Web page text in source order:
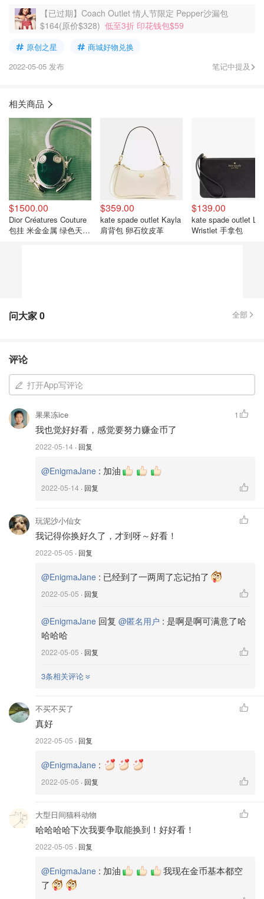
【已过期】Coach Outlet 情人节限定 Pepper沙漏包
$164(原价$328) 低至3折 印花钱包$59
原创之星
商城好物兑换
2022-05-05 发布
笔记中提及
相关商品
$1500.00
Dior Créatures Couture
包挂 米金金属 绿色天鹅
$359.00
kate spade outlet Kayla
肩背包 卵石纹皮革
$139.00
kate spade outlet
Wristlet 手拿包
问大家0 全部
评论
打开App写评论
果果冻ice
我也觉好好看，感觉要努力赚金币了
2022-05-14 · 回复
1
@EnigmaJane : 加油
2022-05-14 · 回复
玩泥沙小仙女
我记得你换好久了，才到呀～好看！
2022-05-05 · 回复
@EnigmaJane : 已经到了一两周了忘记拍了
2022-05-05 · 回复
@EnigmaJane 回复 @匿名用户 : 是啊是啊可满意了哈
哈哈哈
2022-05-05 · 回复
3条相关评论
不买不买了
真好
2022-05-05 · 回复
@EnigmaJane :
2022-05-05 · 回复
大型日间猫科动物
哈哈哈哈下次我要争取能换到！好好看！
2022-05-05 · 回复
@EnigmaJane : 加油
我现在金币基本都空
了